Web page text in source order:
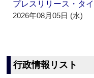
プレスリリース・タ
2026年08月05日 (水)
行政情報リスト